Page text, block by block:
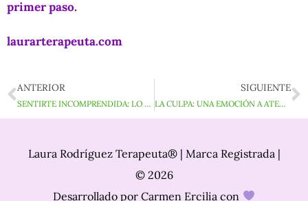
primer paso.
laurarterapeuta.com
Ant
ANTERIOR
SENTIRTE INCOMPRENDIDA: LO QUE HAY DETRÁS
SIGUIENTE
LA CULPA: UNA EMOCIÓN A ATENDER
Laura Rodríguez Terapeuta® | Marca Registrada |
© 2026
Desarrollado porCarmen Ercilia con